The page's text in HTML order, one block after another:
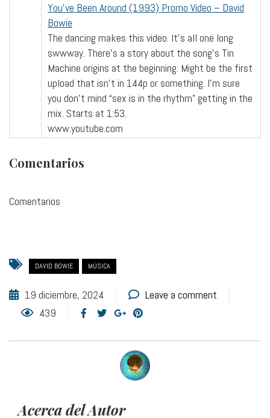
You’ve Been Around (1993) Promo Video – David
Bowie
The dancing makes this video. It’s all one long
swwway. There’s a story about the song’s Tin
Machine origins at the beginning. Might be the first
upload that isn’t in 144p or something. I’m sure
you don’t mind “sex is in the rhythm” getting in the
mix. Starts at 1:53.
www.youtube.com
Comentarios
Comentarios
DAVID BOWIE MÚSICA
19 diciembre, 2024
Leave a comment
439
Acerca del Autor